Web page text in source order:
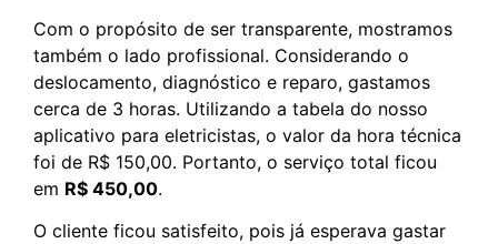
Com o propósito de ser transparente, mostramos
também o lado profissional. Considerando o
deslocamento, diagnóstico e reparo, gastamos
cerca de 3 horas. Utilizando a tabela do nosso
aplicativo para eletricistas, o valor da hora técnica
foi de R$ 150,00. Portanto, o serviço total ficou
em R$ 450,00.
O cliente ficou satisfeito, pois já esperava gastar